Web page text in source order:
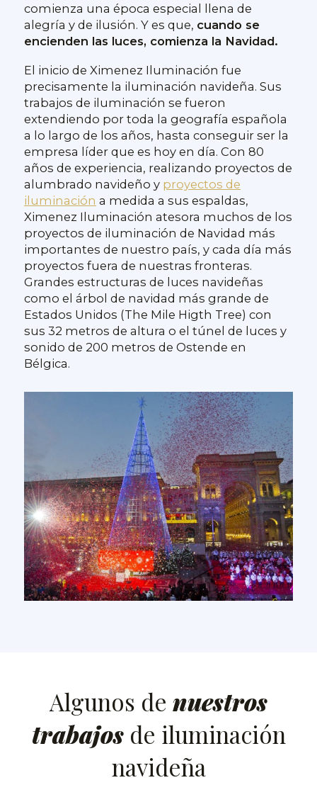
comienza una época especial llena de
alegría y de ilusión. Y es que, cuando se
encienden las luces, comienza la Navidad.
El inicio de Ximenez Iluminación fue
precisamente la iluminación navideña. Sus
trabajos de iluminación se fueron
extendiendo por toda la geografía española
a lo largo de los años, hasta conseguir ser la
empresa líder que es hoy en día. Con 80
años de experiencia, realizando proyectos de
alumbrado navideño y proyectos de
iluminación a medida a sus espaldas,
Ximenez Iluminación atesora muchos de los
proyectos de iluminación de Navidad más
importantes de nuestro país, y cada día más
proyectos fuera de nuestras fronteras.
Grandes estructuras de luces navideñas
como el árbol de navidad más grande de
Estados Unidos (The Mile Higth Tree) con
sus 32 metros de altura o el túnel de luces y
sonido de 200 metros de Ostende en
Bélgica.
Algunos de nuestros
trabajosde iluminación
navideña